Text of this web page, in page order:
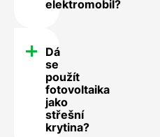
elektromobil?
Dá
se
použít
fotovoltaika
jako
střešní
krytina?